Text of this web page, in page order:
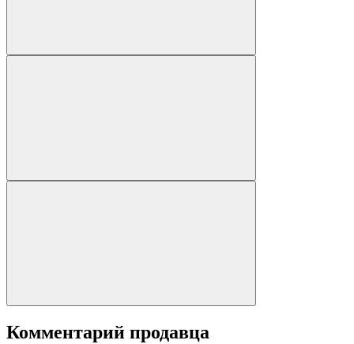
Комментарий продавца